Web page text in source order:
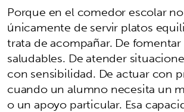
Porque en el comedor escolar
únicamente de servir platos
trata de acompañar. De
saludables. De atender
con sensibilidad. De actuar con
cuando un alumno necesita un
o un apoyo particular. Esa